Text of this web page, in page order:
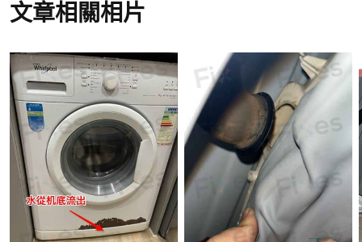
文章相關相片